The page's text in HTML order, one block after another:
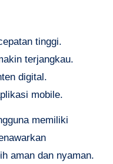
tinggi.
terjangkau.
digital.
mobile.
memiliki
aman dan nyaman.